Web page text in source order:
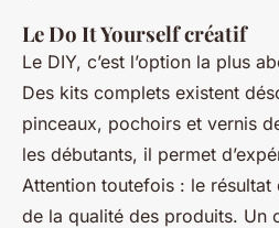
Le Do It Yourself créatif
Le DIY, c’est l’option la plus
Des kits complets existent
pinceaux, pochoirs et vernis
les débutants, il permet
Attention toutefois : le
de la qualité des produits. Un